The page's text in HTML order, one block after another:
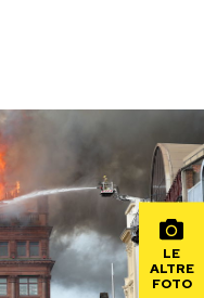
LE
ALTRE
FOTO